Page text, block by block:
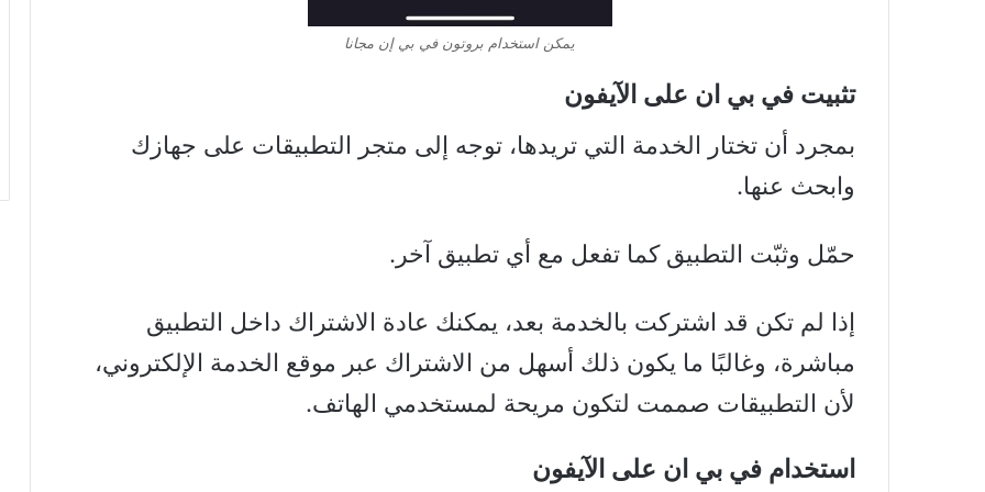
يمكن استخدام بروتون في بي إن مجانا
تثبيت في بي ان على الآيفون
بمجرد أن تختار الخدمة التي تريدها، توجه إلى متجر التطبيقات على جهازك
وابحث عنها.
حمّل وثبّت التطبيق كما تفعل مع أي تطبيق آخر.
إذا لم تكن قد اشتركت بالخدمة بعد، يمكنك عادة الاشتراك داخل التطبيق
مباشرة، وغالبًا ما يكون ذلك أسهل من الاشتراك عبر موقع الخدمة الإلكتروني،
لأن التطبيقات صممت لتكون مريحة لمستخدمي الهاتف.
استخدام في بي ان على الآيفون